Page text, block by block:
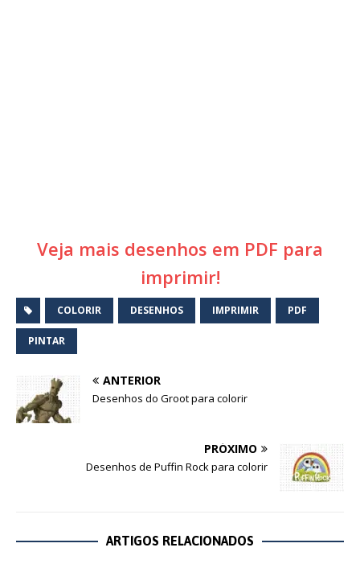
Veja mais desenhos em PDF para
imprimir!
COLORIR DESENHOS IMPRIMIR PDF
PINTAR
ANTERIOR
Desenhos do Groot para colorir
PRÓXIMO
Desenhos de Puffin Rock para colorir
ARTIGOS RELACIONADOS